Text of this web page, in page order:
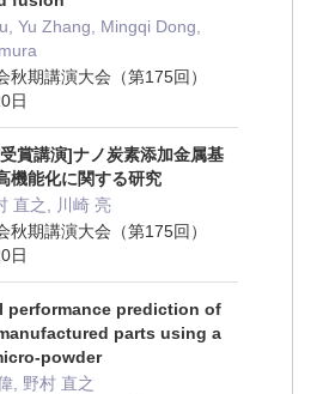
Yu Zhang, Mingqi Dong,
秋期講演大会（第175回）
日
賞講演]ナノ炭素添加金属基
機能化に関する研究
直之, 川崎 亮
秋期講演大会（第175回）
日
performance prediction of
parts using a
powder
, 野村 直之